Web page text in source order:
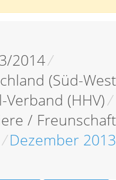
2014/
(Süd-
(HHV)/
/
/Dezember 2013